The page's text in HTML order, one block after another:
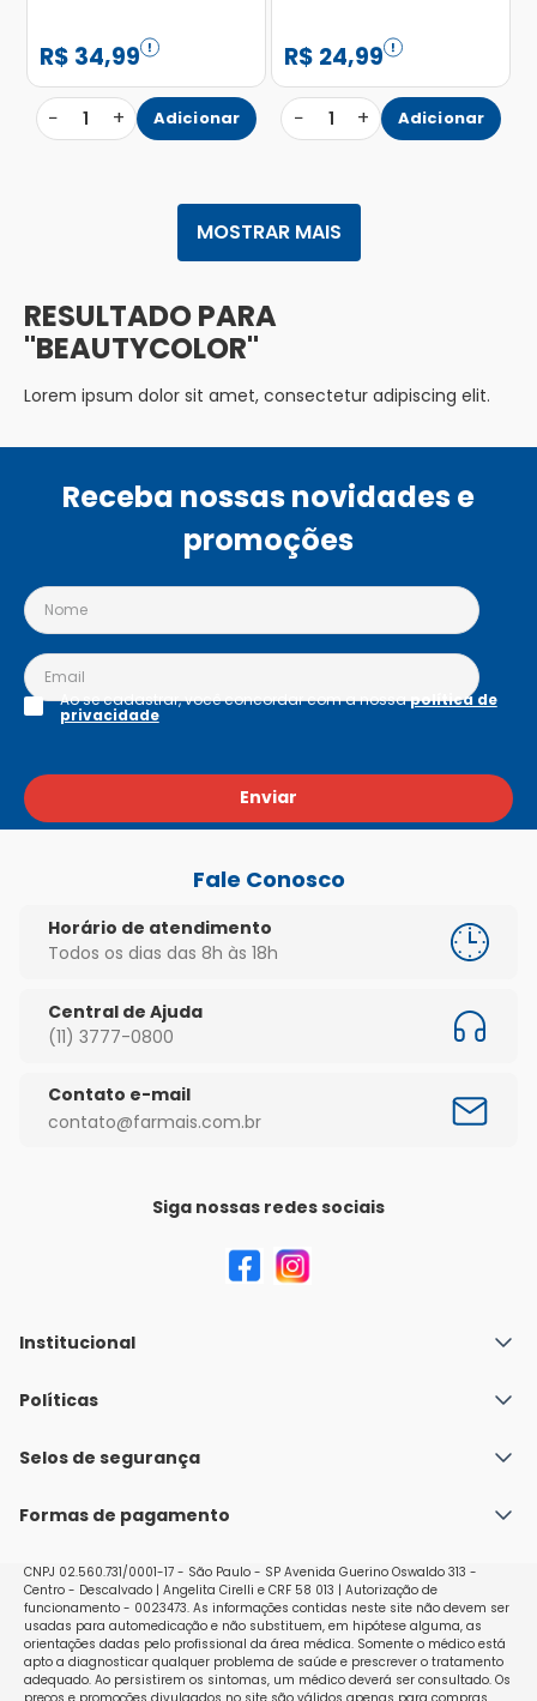
R$ 34,99
− 1 + Adicionar
R$ 24,99
− 1 + Adicionar
MOSTRAR MAIS
BEAUTYCOLOR
Lorem ipsum dolor sit amet, consectetur adipiscing elit.
Receba nossas novidades e
promoções
Enviar
Ao se cadastrar, você concordar com a nossapolítica de
privacidade
Fale Conosco
Horário de atendimento
Todos os dias das 8h às 18h
Central de Ajuda
(11) 3777-0800
Contato e-mail
contato@farmais.com.br
Siga nossas redes sociais
Institucional
Quem Somos
Nossas lojas
Políticas
Política de Envio
Políticas de Trocas e Devoluções
Selos de segurança
Formas de pagamento
CNPJ 02.560.731/0001-17 - São Paulo - SP Avenida Guerino Oswaldo 313 -
Centro - Descalvado | Angelita Cirelli e CRF 58 013 | Autorização de
funcionamento - 0023473. As informações contidas neste site não devem ser
usadas para automedicação e não substituem, em hipótese alguma, as
orientações dadas pelo profissional da área médica. Somente o médico está
apto a diagnosticar qualquer problema de saúde e prescrever o tratamento
adequado. Ao persistirem os sintomas, um médico deverá ser consultado. Os